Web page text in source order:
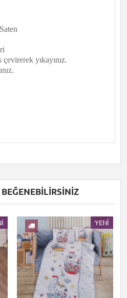
çevirerek yıkayınız.
YENI